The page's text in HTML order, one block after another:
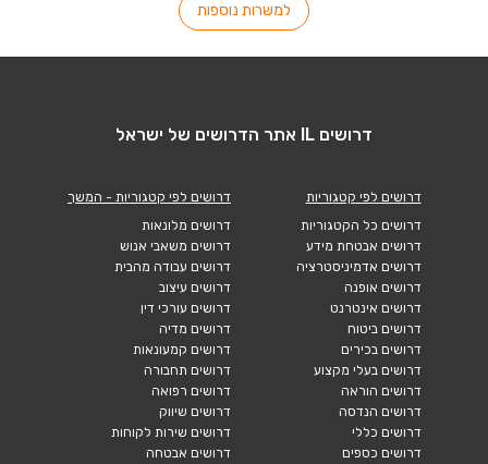
למשרות נוספות
דרושים IL אתר הדרושים של ישראל
דרושים לפי קטגוריות
דרושים כל הקטגוריות
דרושים אבטחת מידע
דרושים אדמיניסטרציה
דרושים אופנה
דרושים אינטרנט
דרושים ביטוח
דרושים בכירים
דרושים בעלי מקצוע
דרושים הוראה
דרושים הנדסה
דרושים כללי
דרושים כספים
דרושים לפי קטגוריות - המשך
דרושים מלונאות
דרושים משאבי אנוש
דרושים עבודה מהבית
דרושים עיצוב
דרושים עורכי דין
דרושים מדיה
דרושים קמעונאות
דרושים תחבורה
דרושים רפואה
דרושים שיווק
דרושים שירות לקוחות
דרושים אבטחה